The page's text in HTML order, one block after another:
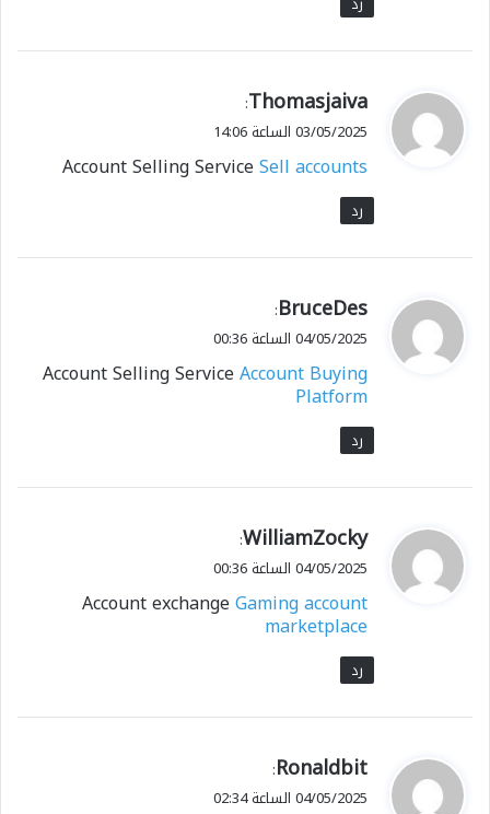
ي
ق
ل
Thomasjaiva
:
03/05/2025 الساعة 14:06
Account Selling ServiceSell accounts
رد
ي
ق
ل
BruceDes
:
04/05/2025 الساعة 00:36
Account Selling ServiceAccount Buying
Platform
رد
ي
ق
ل
WilliamZocky
:
04/05/2025 الساعة 00:36
Account exchangeGaming account
marketplace
رد
ي
ق
Ronaldbit
:
04/05/2025 الساعة 02:34